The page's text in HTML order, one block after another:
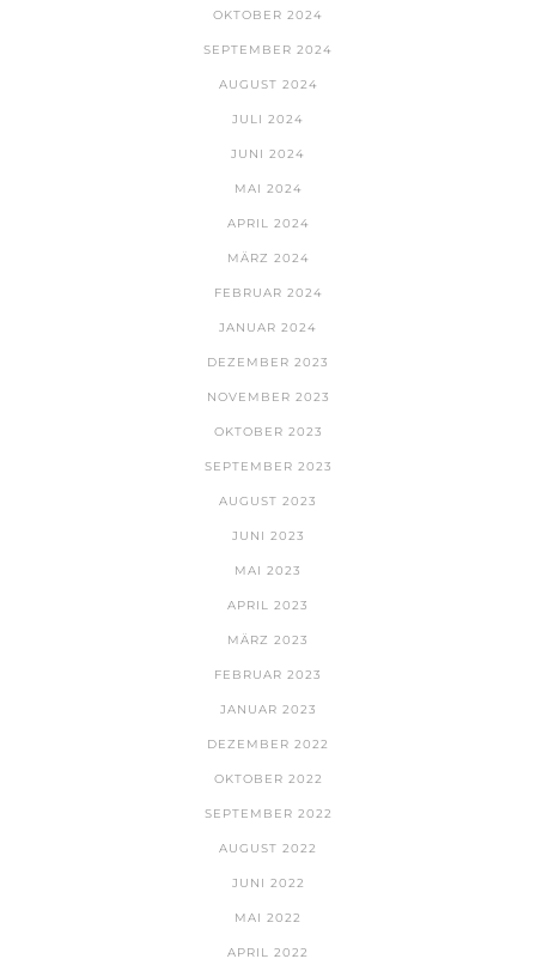
OKTOBER 2024
SEPTEMBER 2024
AUGUST 2024
JULI 2024
JUNI 2024
MAI 2024
APRIL 2024
MÄRZ 2024
FEBRUAR 2024
JANUAR 2024
DEZEMBER 2023
NOVEMBER 2023
OKTOBER 2023
SEPTEMBER 2023
AUGUST 2023
JUNI 2023
MAI 2023
APRIL 2023
MÄRZ 2023
FEBRUAR 2023
JANUAR 2023
DEZEMBER 2022
OKTOBER 2022
SEPTEMBER 2022
AUGUST 2022
JUNI 2022
MAI 2022
APRIL 2022